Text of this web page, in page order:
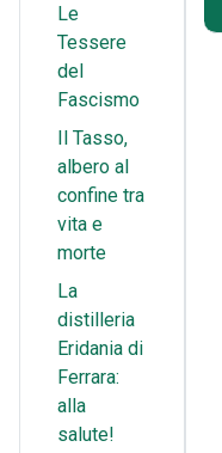
Le
Tessere
del
Fascismo
Il Tasso,
albero al
confine tra
vita e
morte
La
distilleria
Eridania di
Ferrara:
alla
salute!